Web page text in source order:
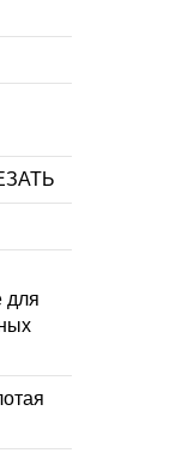
для